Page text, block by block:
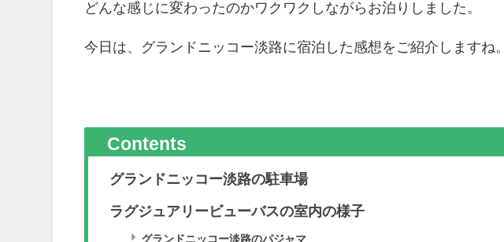
どんな感じに変わったのかワクワクしながらお泊りしました。
今日は、グランドニッコー淡路に宿泊した感想をご紹介しますね。
Contents
グランドニッコー淡路の駐車場
ラグジュアリービューバスの室内の様子
グランドニッコー淡路のパジャマ